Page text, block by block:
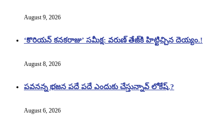
August 9, 2026
‘కొరియన్ కనకరాజు’ సమీక్ష: వరుణ్ తేజ్‌కి హిట్టిచ్చిన దెయ్యం.!
August 8, 2026
పవనన్న భజన పదే పదే ఎందుకు చేస్తున్నావ్ లోకేష్.?
August 6, 2026